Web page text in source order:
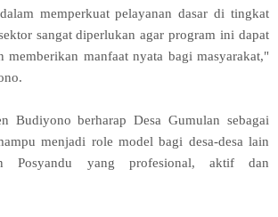
memperkuat pelayanan dasar di tingkat
sangat diperlukan agar program ini dapat
memberikan manfaat nyata bagi masyarakat,"
Budiyono berharap Desa Gumulan sebagai
menjadi role model bagi desa-desa lain
Posyandu yang profesional, aktif dan